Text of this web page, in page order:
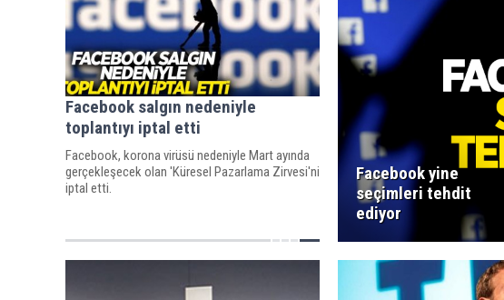
Facebook salgın nedeniyle
toplantıyı iptal etti
Facebook, korona virüsü nedeniyle Mart ayında
gerçekleşecek olan 'Küresel Pazarlama Zirvesi'ni
iptal etti.
Facebook yine
seçimleri tehdit
ediyor